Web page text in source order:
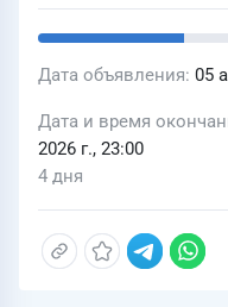
Дата объявления 05
Дата и время
2026 г., 23:00
4 дня